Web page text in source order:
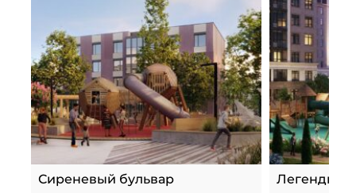
Сиреневый бульвар Легенды